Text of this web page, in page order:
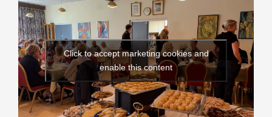
Click to accept marketing cookies and
enable this content